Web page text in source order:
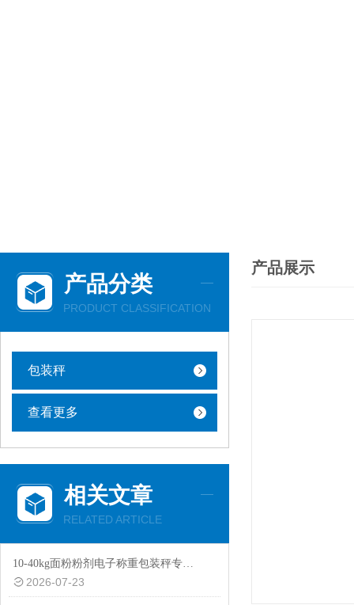
产品分类
PRODUCT CLASSIFICATION
包装秤
查看更多
相关文章
RELATED ARTICLE
10-40kg面粉粉剂电子称重包装秤专用设备
2026-07-23
产品展示